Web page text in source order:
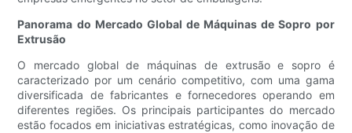
Panorama do Mercado Global de Máquinas de Sopro por
Extrusão
O mercado global de máquinas de extrusão e sopro é
caracterizado por um cenário competitivo, com uma gama
diversificada de fabricantes e fornecedores operando em
diferentes regiões. Os principais participantes do mercado
estão focados em iniciativas estratégicas, como inovação de